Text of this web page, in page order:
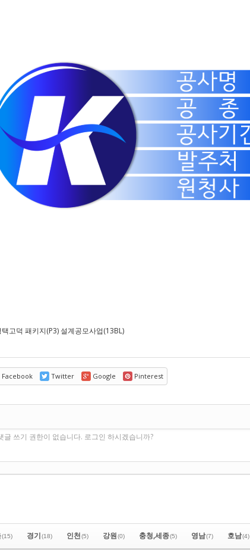
고덕 패키지(P3) 설계공모사업(13BL)
Facebook Twitter Google Pinterest
글 쓰기 권한이 없습니다. 로그인 하시겠습니까?
(15) 경기(18) 인천(5) 강원(0) 충청,세종(5) 영남(7) 호남(4)